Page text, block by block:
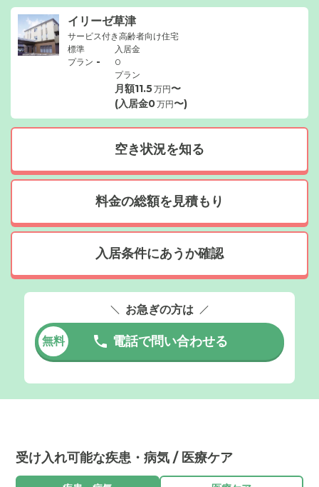
イリーゼ草津
サービス付き高齢者向け住宅
標準
プラン -
入居金
0
プラン
月額11.5万円〜
(入居金0万円〜)
空き状況を知る
料金の総額を見積もり
入居条件にあうか確認
お急ぎの方は
無料 電話で問い合わせる
受け入れ可能な疾患・病気 / 医療ケア